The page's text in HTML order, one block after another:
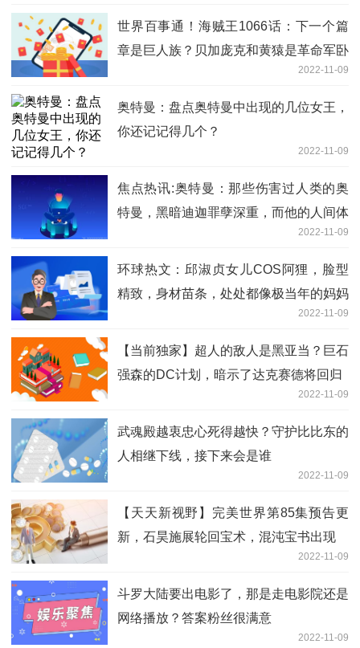
世界百事通！海贼王1066话：下一个篇
章是巨人族？贝加庞克和黄猿是革命军卧
2022-11-09
奥特曼：盘点奥特曼中出现的几位女王，
你还记记得几个？
2022-11-09
焦点热讯:奥特曼：那些伤害过人类的奥
特曼，黑暗迪迦罪孽深重，而他的人间体
2022-11-09
环球热文：邱淑贞女儿COS阿狸，脸型
精致，身材苗条，处处都像极当年的妈妈
2022-11-09
【当前独家】超人的敌人是黑亚当？巨石
强森的DC计划，暗示了达克赛德将回归
2022-11-09
武魂殿越衷忠心死得越快？守护比比东的
人相继下线，接下来会是谁
2022-11-09
【天天新视野】完美世界第85集预告更
新，石昊施展轮回宝术，混沌宝书出现
2022-11-09
斗罗大陆要出电影了，那是走电影院还是
网络播放？答案粉丝很满意
2022-11-09